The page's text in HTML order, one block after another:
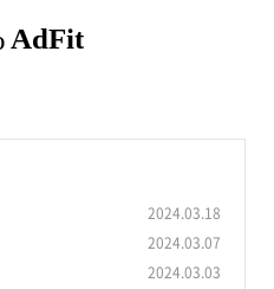
2024.03.18
2024.03.07
2024.03.03